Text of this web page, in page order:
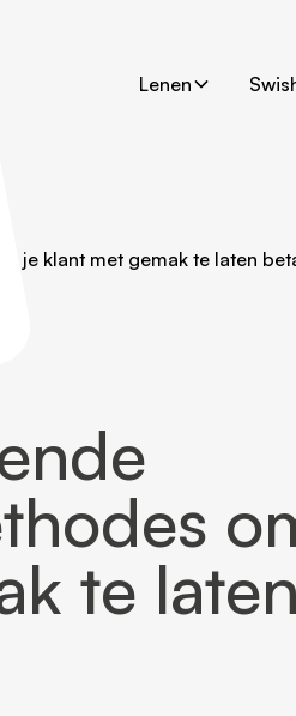
Lenen
je klant met gemak te laten
te